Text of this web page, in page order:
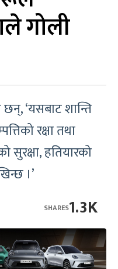
गोली
‘यसबाट शान्ति
रक्षा तथा
सुरक्षा, हतियारको
।’
1.3K
SHARES